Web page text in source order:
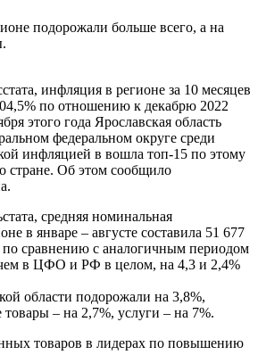
подорожали больше всего, а на
инфляция в регионе за 10 месяцев
по отношению к декабрю 2022
этого года Ярославская область
федеральном округе среди
инфляцией в вошла топ-15 по этому
стране. Об этом сообщило
средняя номинальная
в январе – августе составила 51 677
по сравнению с аналогичным периодом
в ЦФО и РФ в целом, на 4,3 и 2,4%
области подорожали на 3,8%,
– на 2,7%, услуги – на 7%.
товаров в лидерах по повышению